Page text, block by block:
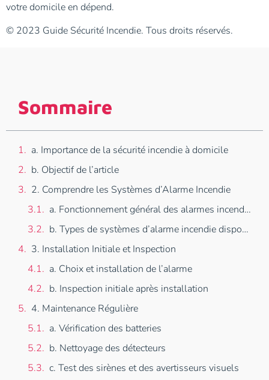
votre domicile en dépend.
© 2023 Guide Sécurité Incendie. Tous droits réservés.
Sommaire
a. Importance de la sécurité incendie à domicile
b. Objectif de l’article
2. Comprendre les Systèmes d’Alarme Incendie
a. Fonctionnement général des alarmes incendie
b. Types de systèmes d’alarme incendie disponibles
3. Installation Initiale et Inspection
a. Choix et installation de l’alarme
b. Inspection initiale après installation
4. Maintenance Régulière
a. Vérification des batteries
b. Nettoyage des détecteurs
c. Test des sirènes et des avertisseurs visuels